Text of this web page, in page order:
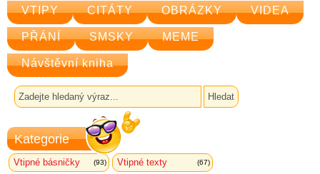
VTIPY CITÁTY OBRÁZKY VIDEA
PŘÁNÍ SMSKY MEME
Návštěvní kniha
Kategorie
Vtipné básničky (93) Vtipné texty (67)